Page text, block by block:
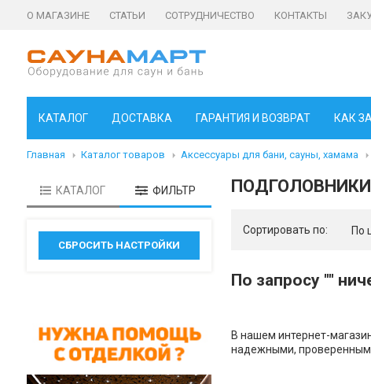
О МАГАЗИНЕ СТАТЬИ СОТРУДНИЧЕСТВО КОНТАКТЫ
КАТАЛОГ ДОСТАВКА ГАРАНТИЯ И ВОЗВРАТ КАК
Главная Каталог товаров Аксессуары для бани, сауны, хамама
КАТАЛОГ ФИЛЬТР ПОДГОЛОВНИКИ
Сортировать по: По
По запросу ""
В нашем интернет-
надежными,